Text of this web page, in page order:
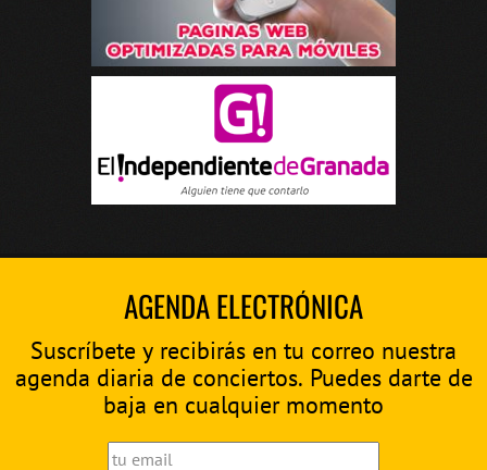
AGENDA ELECTRÓNICA
Suscríbete y recibirás en tu correo nuestra
agenda diaria de conciertos. Puedes darte de
baja en cualquier momento